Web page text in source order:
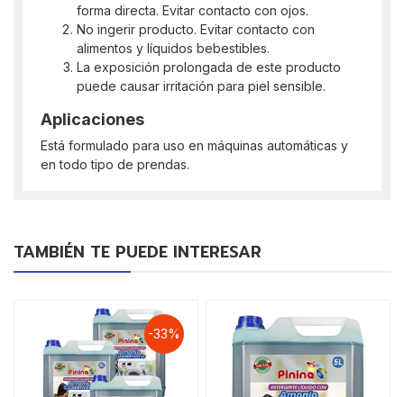
forma directa. Evitar contacto con ojos.
No ingerir producto. Evitar contacto con
alimentos y líquidos bebestibles.
La exposición prolongada de este producto
puede causar irritación para piel sensible.
Aplicaciones
Está formulado para uso en máquinas automáticas y
en todo tipo de prendas.
TAMBIÉN TE PUEDE INTERESAR
-33%